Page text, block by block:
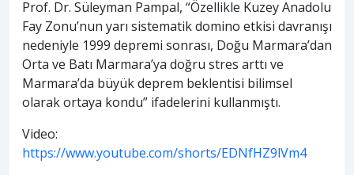
Prof. Dr. Süleyman Pampal, “Özellikle Kuzey Anadolu
Fay Zonu’nun yarı sistematik domino etkisi davranışı
nedeniyle 1999 depremi sonrası, Doğu Marmara’dan
Orta ve Batı Marmara’ya doğru stres arttı ve
Marmara’da büyük deprem beklentisi bilimsel
olarak ortaya kondu” ifadelerini kullanmıştı.
Video:
https://www.youtube.com/shorts/EDNfHZ9lVm4